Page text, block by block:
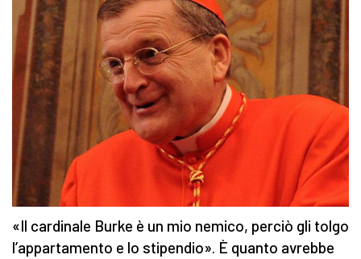
«Il cardinale Burke è un mio nemico, perciò gli tolgo
l’appartamento e lo stipendio». È quanto avrebbe